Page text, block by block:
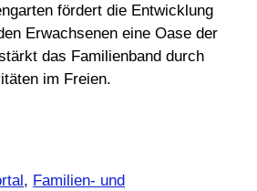
fördert die Entwicklung
Erwachsenen eine Oase der
das Familienband durch
im Freien.
, Familien- und